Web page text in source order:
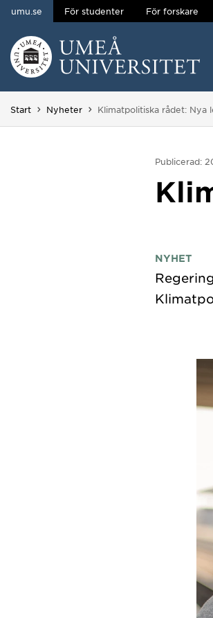
Hoppa direkt till innehållet
umu.se För studenter För forskare
Start Nyheter Du är här:
Klimatpolitiska rådet: Nya
Publicerad:
NYHET